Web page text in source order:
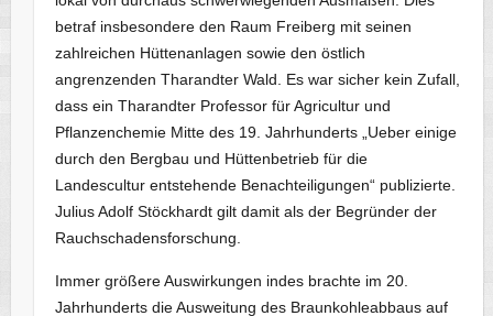
betraf insbesondere den Raum Freiberg mit seinen
zahlreichen Hüttenanlagen sowie den östlich
angrenzenden Tharandter Wald. Es war sicher kein Zufall,
dass ein Tharandter Professor für Agricultur und
Pflanzenchemie Mitte des 19. Jahrhunderts „Ueber einige
durch den Bergbau und Hüttenbetrieb für die
Landescultur entstehende Benachteiligungen“ publizierte.
Julius Adolf Stöckhardt gilt damit als der Begründer der
Rauchschadensforschung.
Immer größere Auswirkungen indes brachte im 20.
Jahrhunderts die Ausweitung des Braunkohleabbaus auf